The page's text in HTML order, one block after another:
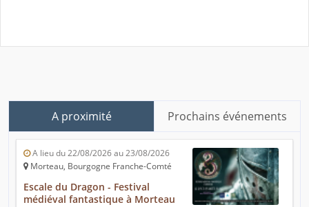
A proximité Prochains événements
A lieu du 22/08/2026 au 23/08/2026
Morteau, Bourgogne Franche-Comté
Escale du Dragon - Festival
médiéval fantastique à Morteau